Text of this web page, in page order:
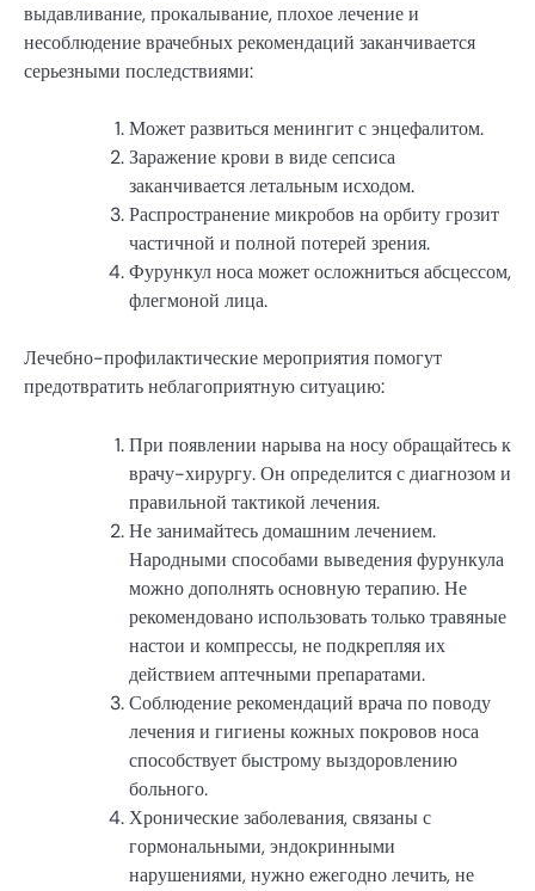
выдавливание, прокалывание, плохое лечение и
несоблюдение врачебных рекомендаций заканчивается
серьезными последствиями:
Может развиться менингит с энцефалитом.
Заражение крови в виде сепсиса
заканчивается летальным исходом.
Распространение микробов на орбиту грозит
частичной и полной потерей зрения.
Фурункул носа может осложниться абсцессом,
флегмоной лица.
Лечебно-профилактические мероприятия помогут
предотвратить неблагоприятную ситуацию:
При появлении нарыва на носу обращайтесь к
врачу-хирургу. Он определится с диагнозом и
правильной тактикой лечения.
Не занимайтесь домашним лечением.
Народными способами выведения фурункула
можно дополнять основную терапию. Не
рекомендовано использовать только травяные
настои и компрессы, не подкрепляя их
действием аптечными препаратами.
Соблюдение рекомендаций врача по поводу
лечения и гигиены кожных покровов носа
способствует быстрому выздоровлению
больного.
Хронические заболевания, связаны с
гормональными, эндокринными
нарушениями, нужно ежегодно лечить, не